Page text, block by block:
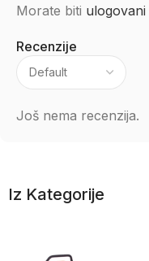
Recenzije
Još nema recenzija.
Morate biti ulogovani
Iz Kategorije